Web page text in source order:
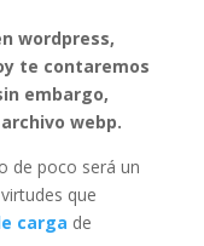
wordpress,
te contaremos
embargo,
webp.
de poco será un
que
carga de